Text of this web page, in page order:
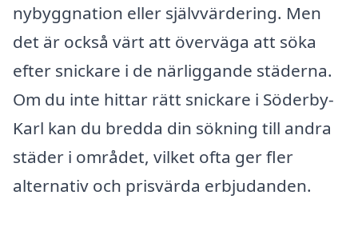
nybyggnation eller självvärdering. Men
det är också värt att överväga att söka
efter snickare i de närliggande städerna.
Om du inte hittar rätt snickare i Söderby-
Karl kan du bredda din sökning till andra
städer i området, vilket ofta ger fler
alternativ och prisvärda erbjudanden.